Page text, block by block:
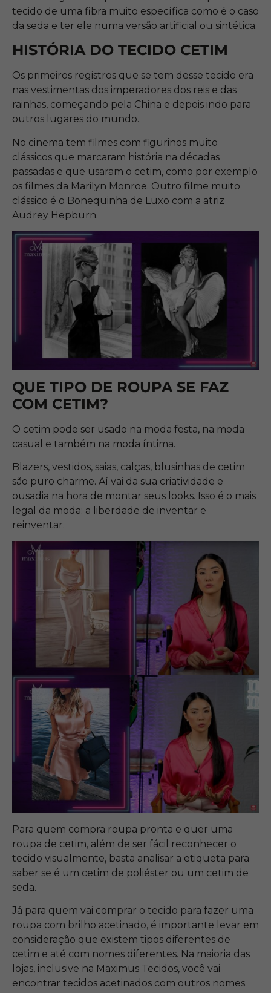
tecido de uma fibra muito específica como é o caso
da seda e ter ele numa versão artificial ou sintética.
HISTÓRIA DO TECIDO CETIM
Os primeiros registros que se tem desse tecido era
nas vestimentas dos imperadores dos reis e das
rainhas, começando pela China e depois indo para
outros lugares do mundo.
No cinema tem filmes com figurinos muito
clássicos que marcaram história na décadas
passadas e que usaram o cetim, como por exemplo
os filmes da Marilyn Monroe. Outro filme muito
clássico é o Bonequinha de Luxo com a atriz
Audrey Hepburn.
QUE TIPO DE ROUPA SE FAZ
COM CETIM?
O cetim pode ser usado na moda festa, na moda
casual e também na moda íntima.
Blazers, vestidos, saias, calças, blusinhas de cetim
são puro charme. Aí vai da sua criatividade e
ousadia na hora de montar seus looks. Isso é o mais
legal da moda: a liberdade de inventar e
reinventar.
Para quem compra roupa pronta e quer uma
roupa de cetim, além de ser fácil reconhecer o
tecido visualmente, basta analisar a etiqueta para
saber se é um cetim de poliéster ou um cetim de
seda.
Já para quem vai comprar o tecido para fazer uma
roupa com brilho acetinado, é importante levar em
consideração que existem tipos diferentes de
cetim e até com nomes diferentes. Na maioria das
lojas, inclusive na Maximus Tecidos, você vai
encontrar tecidos acetinados com outros nomes.